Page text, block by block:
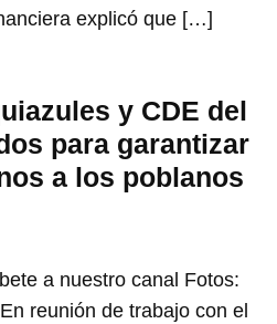
explicó que […]
y CDE del
para garantizar
a los poblanos
a nuestro canal Fotos:
reunión de trabajo con el